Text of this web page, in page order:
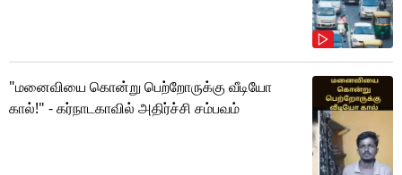
"மனைவியை கொன்று பெற்றோருக்கு வீடியோ
கால்!" - கர்நாடகாவில் அதிர்ச்சி சம்பவம்